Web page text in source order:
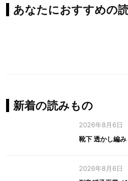
あなたにおすすめの
新着の読みもの
2026年8月6日
靴下 透かし編
2026年8月6日